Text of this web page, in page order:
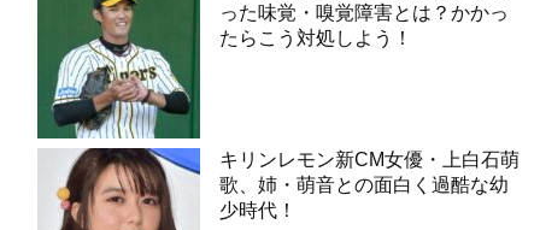
った味覚・嗅覚障害とは？かかっ
たらこう対処しよう！
キリンレモン新CM女優・上白石萌
歌、姉・萌音との面白く過酷な幼
少時代！